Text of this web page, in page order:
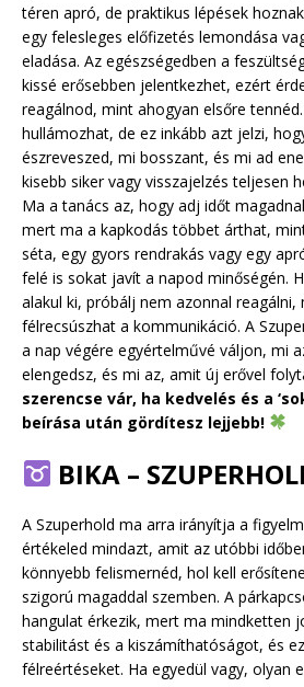
téren apró, de praktikus lépések
egy felesleges előfizetés lemondása
eladása. Az egészségedben a
kissé erősebben jelentkezhet, ezért
reagálnod, mint ahogyan elsőre
hullámozhat, de ez inkább azt jelzi,
észreveszed, mi bosszant, és mi ad
kisebb siker vagy visszajelzés teljesen
Ma a tanács az, hogy adj időt
mert ma a kapkodás többet árthat,
séta, egy gyors rendrakás vagy egy
felé is sokat javít a napod minőségén.
alakul ki, próbálj nem azonnal reagálni,
félrecsúszhat a kommunikáció. A
a nap végére egyértelművé váljon, mi
elengedsz, és mi az, amit új erővel
szerencse vár, ha kedvelés és a
beírása után gördítesz lejjebb!
BIKA –
A Szuperhold ma arra irányítja a
értékeled mindazt, amit az utóbbi
könnyebb felismernéd, hol kell
szigorú magaddal szemben. A
hangulat érkezik, mert ma mindketten
stabilitást és a kiszámíthatóságot, és
félreértéseket. Ha egyedül vagy, olyan